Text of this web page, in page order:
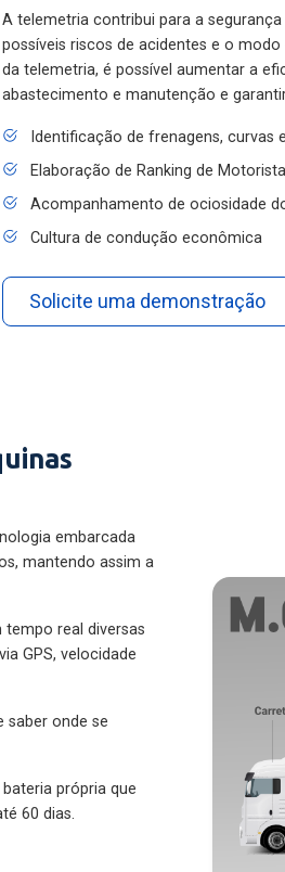
A telemetria contribui para a
possíveis riscos de acidentes e o
da telemetria, é possível aumentar a
abastecimento e manutenção e
Identificação de frenagens, curvas
Elaboração de Ranking de Motoristas
Acompanhamento de ociosidade
Cultura de condução econômica
Solicite uma demonstração
embarcada
mantendo assim a
real diversas
GPS, velocidade
onde se
própria que
60 dias.